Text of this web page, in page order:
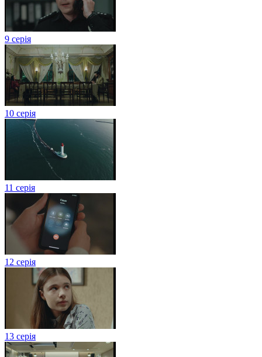
9 серія
10 серія
11 серія
12 серія
13 серія